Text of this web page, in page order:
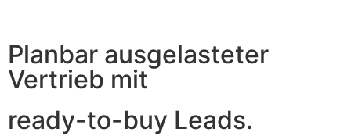
Planbar ausgelasteter
Vertrieb mit
ready-to-buy Leads.